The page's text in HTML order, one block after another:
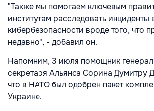
"Также мы помогаем ключевым
институтам расследовать инциденты
кибербезопасности вроде того, что
недавно", - добавил он.
Напомним, 3 июля помощник
секретаря Альянса Сорина Думитру
что в НАТО был одобрен пакет
Украине.